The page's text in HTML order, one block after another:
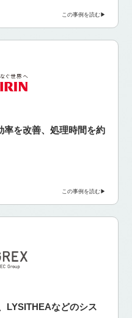
この事例を読む
率を改善、処理時間を約
この事例を読む
などのシス